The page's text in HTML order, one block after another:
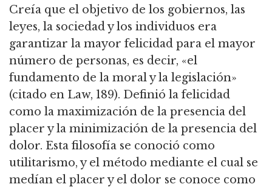
Creía que el objetivo de los gobiernos, las
leyes, la sociedad y los individuos era
garantizar la mayor felicidad para el mayor
número de personas, es decir, «el
fundamento de la moral y la legislación»
(citado en Law, 189). Definió la felicidad
como la maximización de la presencia del
placer y la minimización de la presencia del
dolor. Esta filosofía se conoció como
utilitarismo, y el método mediante el cual se
medían el placer y el dolor se conoce como